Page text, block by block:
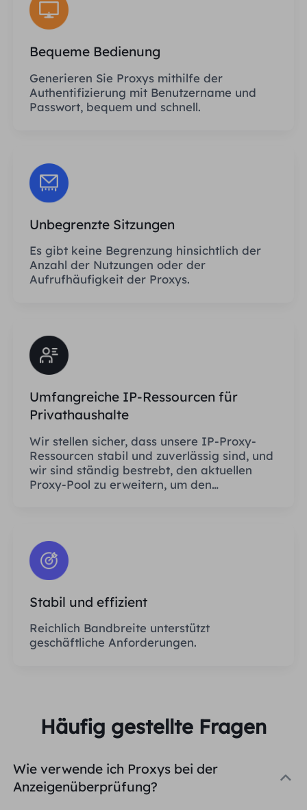
Bequeme Bedienung
Generieren Sie Proxys mithilfe der
Authentifizierung mit Benutzername und
Passwort, bequem und schnell.
Unbegrenzte Sitzungen
Es gibt keine Begrenzung hinsichtlich der
Anzahl der Nutzungen oder der
Aufrufhäufigkeit der Proxys.
Umfangreiche IP-Ressourcen für
Privathaushalte
Wir stellen sicher, dass unsere IP-Proxy-
Ressourcen stabil und zuverlässig sind, und
wir sind ständig bestrebt, den aktuellen
Proxy-Pool zu erweitern, um den
Stabil und effizient
Reichlich Bandbreite unterstützt
geschäftliche Anforderungen.
Häufig gestellte Fragen
Wie verwende ich Proxys bei der
Anzeigenüberprüfung?